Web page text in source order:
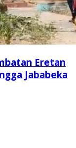
Eretan
Jababeka